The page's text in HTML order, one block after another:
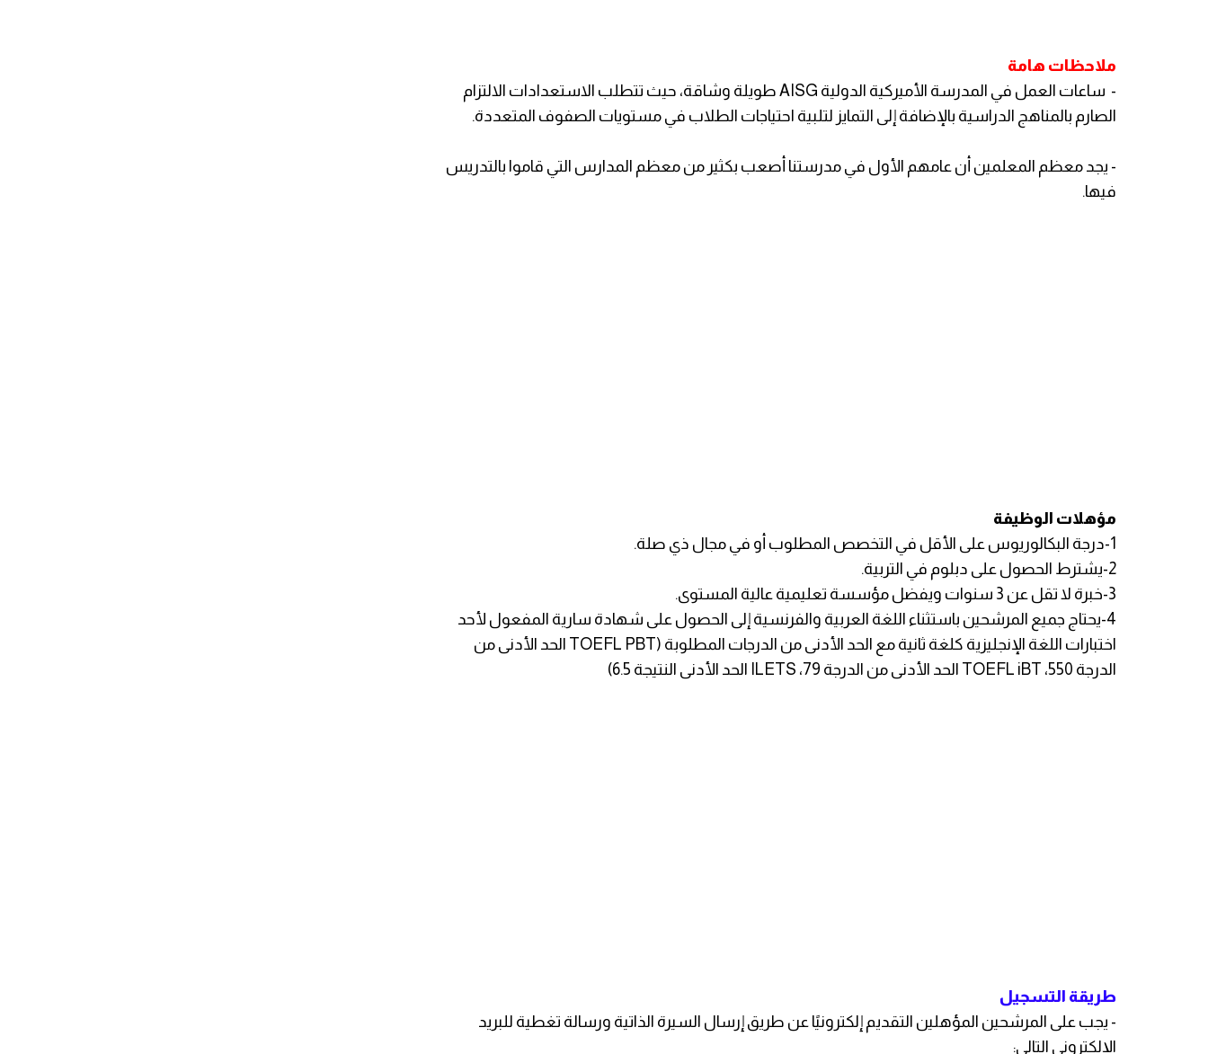
ملاحظات هامة
- ساعات العمل في المدرسة الأميركية الدولية AISG طويلة وشاقة، حيث تتطلب الاستعدادات الالتزام
الصارم بالمناهج الدراسية بالإضافة إلى التمايز لتلبية احتياجات الطلاب في مستويات الصفوف المتعددة.
- يجد معظم المعلمين أن عامهم الأول في مدرستنا أصعب بكثير من معظم المدارس التي قاموا بالتدريس
فيها.
مؤهلات الوظيفة
1-درجة البكالوريوس على الأقل في التخصص المطلوب أو في مجال ذي صلة.
2-يشترط الحصول على دبلوم في التربية.
3-خبرة لا تقل عن 3 سنوات ويفضل مؤسسة تعليمية عالية المستوى.
4-يحتاج جميع المرشحين باستثناء اللغة العربية والفرنسية إلى الحصول على شهادة سارية المفعول لأحد
اختبارات اللغة الإنجليزية كلغة ثانية مع الحد الأدنى من الدرجات المطلوبة (TOEFL PBT الحد الأدنى من
الدرجة 550، TOEFL iBT الحد الأدنى من الدرجة 79، ILETS الحد الأدنى النتيجة 6.5)
طريقة التسجيل
- يجب على المرشحين المؤهلين التقديم إلكترونيًا عن طريق إرسال السيرة الذاتية ورسالة تغطية للبريد
الإلكتروني التالي: